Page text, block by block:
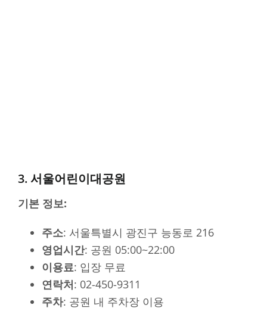
3. 서울어린이대공원
기본 정보:
주소: 서울특별시 광진구 능동로 216
영업시간: 공원 05:00~22:00
이용료: 입장 무료
연락처: 02-450-9311
주차: 공원 내 주차장 이용